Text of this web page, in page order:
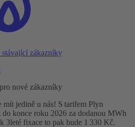
zákazníky
nové zákazníky
mít jedině u nás! S tarifem Plyn
do konce roku 2026 za dodanou MWh
3leté fixace to pak bude 1 330 Kč.